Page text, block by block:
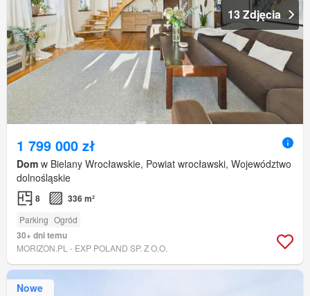
13 Zdjęcia
1 799 000 zł
Dom w Bielany Wrocławskie, Powiat wrocławski, Województwo
dolnośląskie
8 336 m²
Parking Ogród
30+ dni temu
MORIZON.PL - EXP POLAND SP. Z O.O.
Nowe